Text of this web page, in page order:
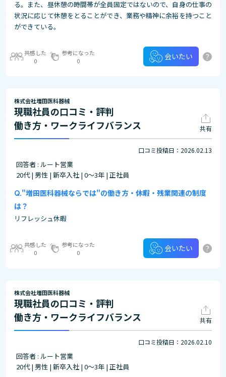
る。また、昼休憩の時間帯が全員固定ではないので、自身の仕事の
状況に応じて休憩をとることができ、業務や精神に余裕を持つこと
ができている。
共感した
0
参考になった
0
会いたい ?
株式会社増田医科器械
現職社員の口コミ・評判
働き方・ワークライフバランス
共有
口コミ投稿日：2026.02.13
回答者 : ルート営業
20代 | 男性 | 新卒入社 | 0～3年 | 正社員
"増田医科器械ならでは"の働き方・休暇・残業関連の制度
は？
リフレッシュ休暇
共感した
0
参考になった
0
会いたい ?
株式会社増田医科器械
現職社員の口コミ・評判
働き方・ワークライフバランス
共有
口コミ投稿日：2026.02.10
回答者 : ルート営業
20代 | 男性 | 新卒入社 | 0～3年 | 正社員